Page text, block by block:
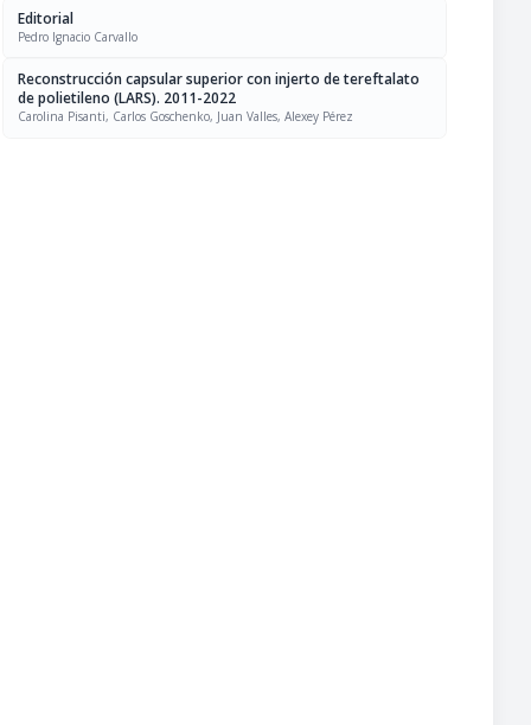
Editorial
Pedro Ignacio Carvallo
Reconstrucción capsular superior con injerto de tereftalato
de polietileno (LARS). 2011-2022
Carolina Pisanti, Carlos Goschenko, Juan Valles, Alexey Pérez